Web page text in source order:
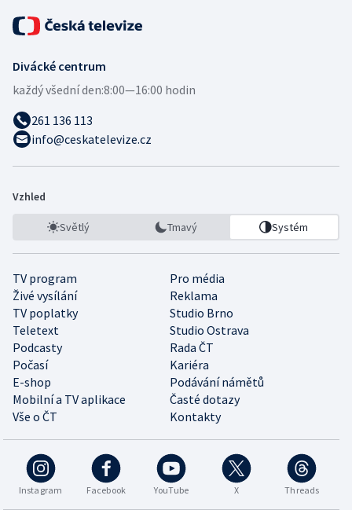
Divácké centrum
každý všední den:8:00—16:00 hodin
261 136 113
info@ceskatelevize.cz
Vzhled
Světlý Tmavý Systém
TV program
Pro média
Živé vysílání
Reklama
TV poplatky
Studio Brno
Teletext
Studio Ostrava
Podcasty
Rada ČT
Počasí
Kariéra
E-shop
Podávání námětů
Mobilní a TV aplikace
Časté dotazy
Vše o ČT
Kontakty
Instagram Facebook YouTube X Threads